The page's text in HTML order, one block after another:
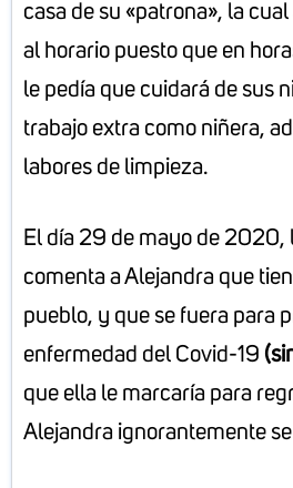
casa de su «patrona», la
al horario puesto que en
le pedía que cuidará de sus
trabajo extra como niñera,
labores de limpieza.
El día 29 de mayo de 2020,
comenta a Alejandra que
pueblo, y que se fuera para
enfermedad del Covid-19
que ella le marcaría para
Alejandra ignorantemente